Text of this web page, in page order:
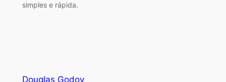
simples e rápida.
Douglas Godoy